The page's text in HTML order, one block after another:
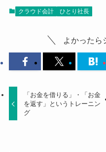
クラウド会計 ひとり社長
よかったら
「お金を借りる」・「お金
を返す」というトレーニン
グ